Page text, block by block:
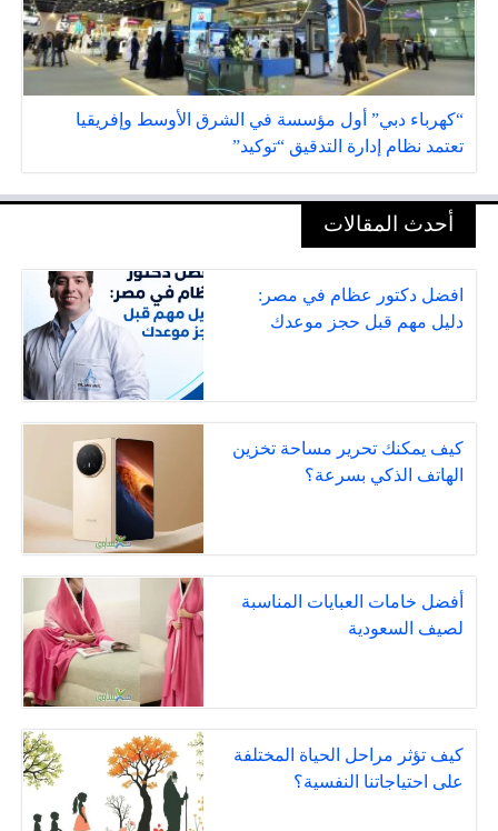
“كهرباء دبي” أول مؤسسة في الشرق الأوسط وإفريقيا
تعتمد نظام إدارة التدقيق “توكيد”
أحدث المقالات
افضل دكتور عظام في مصر:
دليل مهم قبل حجز موعدك
كيف يمكنك تحرير مساحة تخزين
الهاتف الذكي بسرعة؟
أفضل خامات العبايات المناسبة
لصيف السعودية
كيف تؤثر مراحل الحياة المختلفة
على احتياجاتنا النفسية؟